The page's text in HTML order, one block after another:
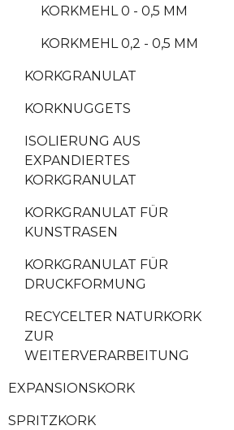
KORKMEHL 0 - 0,5 MM
KORKMEHL 0,2 - 0,5 MM
KORKGRANULAT
KORKNUGGETS
ISOLIERUNG AUS
EXPANDIERTES
KORKGRANULAT
KORKGRANULAT FÜR
KUNSTRASEN
KORKGRANULAT FÜR
DRUCKFORMUNG
RECYCELTER NATURKORK
ZUR
WEITERVERARBEITUNG
EXPANSIONSKORK
SPRITZKORK